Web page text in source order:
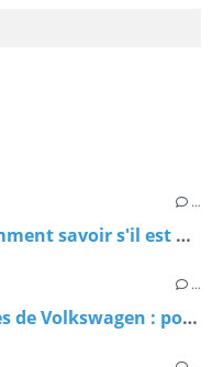
…
Site de comparaison auto : comment savoir s'il est digne de confiance ?
…
Les atouts des derniers modèles de Volkswagen : pourquoi les choisir ?